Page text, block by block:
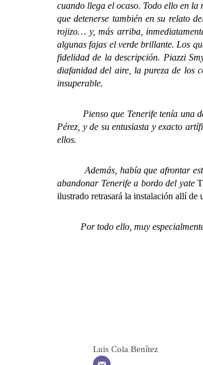
cuando llega el ocaso. Todo ello en
que detenerse también en su relato
rojizo… y, más arriba,
algunas fajas el verde brillante. Los
fidelidad de la descripción. Piazzi
diafanidad del aire, la pureza de los
insuperable.
Pienso que Tenerife tenía una
Pérez, y de su entusiasta y exacto
ellos.
Además, había que afrontar este
abandonar Tenerife a bordo del yate
ilustrado retrasará la instalación allí de
Por todo ello, muy especialmente,
Luis Cola Benítez